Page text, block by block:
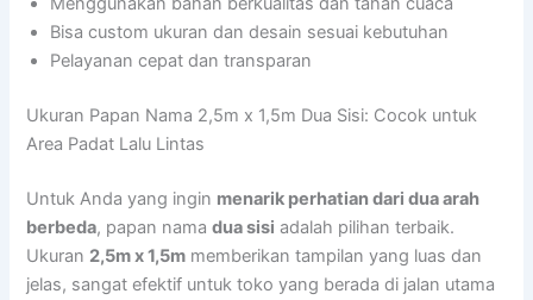
Bisa custom ukuran dan desain sesuai kebutuhan
Pelayanan cepat dan transparan
Ukuran Papan Nama 2,5m x 1,5m Dua Sisi: Cocok untuk
Area Padat Lalu Lintas
Untuk Anda yang ingin menarik perhatian dari dua arah
berbeda, papan namadua sisi adalah pilihan terbaik.
Ukuran 2,5m x 1,5m memberikan tampilan yang luas dan
jelas, sangat efektif untuk toko yang berada di jalan utama